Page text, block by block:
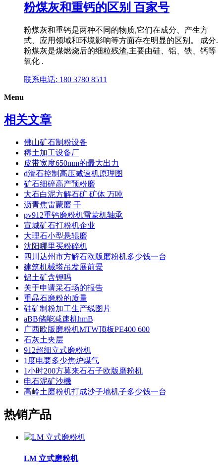
粉煤灰和重钙的区别 百家号
粉煤灰和重钙是两种不同的物质,它们在成分、产生方
式、应用领域和环境影响等方面存在明显的区别。 成分.
粉煤灰是煤燃烧后的细粒残渣,主要由硅、铝、铁、钙等
氧化 .
联系电话: 180 3780 8511
Menu
相关文章
佛山矿石制粉设备
稀土加工设备厂
皮带宽度650mm的最大出力
d滑石控制高压减速机原理图
矿石细碎高产预粉磨
大石白泥方解石矿 矿体 万吨
沥青焦雷蒙磨 干
pv912重钙磨粉机雷蒙机轴承
宣城矿石打粉机企业
大理石小型悬辊磨
沈阳哪里买粉碎机
四川达州市方解石欧版磨粉机多少钱一台
建筑机械塔吊发展前景
铝土矿含钾吗
关于申请采石场的报告
重晶石磨粉的质量
硅矿制粉加工生产线图片
aBB储能减速机hmB
广西欧版磨粉机MTW顶板PE400 600
石灰土夹层
912超细立式磨粉机
1度电要多少焦炉煤气
1小时200方莫来石石子欧版磨粉机
电石泥矿沙機
高岭土磨粉机打成沙子地机子多少钱一台
热销产品
LM 立式磨粉机